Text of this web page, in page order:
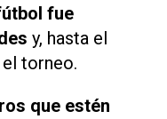
fue
y, hasta el
torneo.
que estén